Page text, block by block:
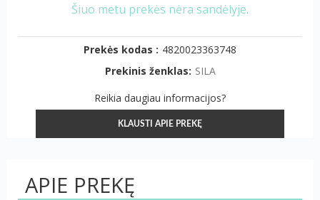
Šiuo metu prekės nėra sandėlyje.
Prekės kodas : 4820023363748
Prekinis ženklas: SILA
Reikia daugiau informacijos?
KLAUSTI APIE PREKĘ
APIE PREKĘ